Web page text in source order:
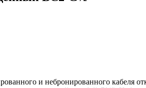
и небронированного кабеля